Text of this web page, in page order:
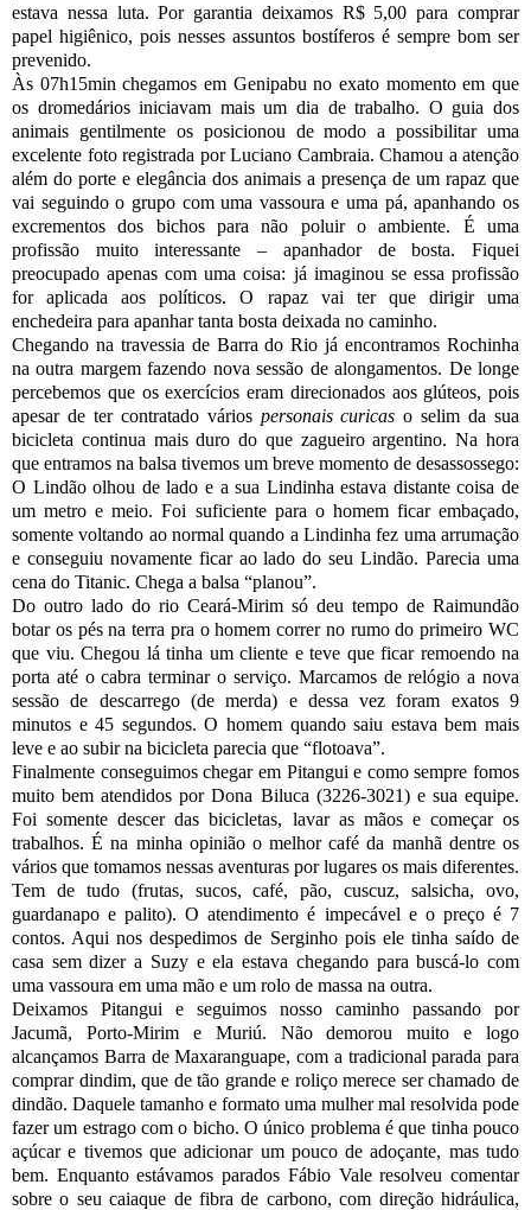
estava nessa luta. Por garantia deixamos R$ 5,00 para comprar
papel higiênico, pois nesses assuntos bostíferos é sempre bom ser
prevenido.
Às 07h15min chegamos em Genipabu no exato momento em que
os dromedários iniciavam mais um dia de trabalho. O guia dos
animais gentilmente os posicionou de modo a possibilitar uma
excelente foto registrada por Luciano Cambraia. Chamou a atenção
além do porte e elegância dos animais a presença de um rapaz que
vai seguindo o grupo com uma vassoura e uma pá, apanhando os
excrementos dos bichos para não poluir o ambiente. É uma
profissão muito interessante – apanhador de bosta. Fiquei
preocupado apenas com uma coisa: já imaginou se essa profissão
for aplicada aos políticos. O rapaz vai ter que dirigir uma
enchedeira para apanhar tanta bosta deixada no caminho.
Chegando na travessia de Barra do Rio já encontramos Rochinha
na outra margem fazendo nova sessão de alongamentos. De longe
percebemos que os exercícios eram direcionados aos glúteos, pois
apesar de ter contratado vários personais curicaso selim da sua
bicicleta continua mais duro do que zagueiro argentino. Na hora
que entramos na balsa tivemos um breve momento de desassossego:
O Lindão olhou de lado e a sua Lindinha estava distante coisa de
um metro e meio. Foi suficiente para o homem ficar embaçado,
somente voltando ao normal quando a Lindinha fez uma arrumação
e conseguiu novamente ficar ao lado do seu Lindão. Parecia uma
cena do Titanic. Chega a balsa “planou”.
Do outro lado do rio Ceará-Mirim só deu tempo de Raimundão
botar os pés na terra pra o homem correr no rumo do primeiro WC
que viu. Chegou lá tinha um cliente e teve que ficar remoendo na
porta até o cabra terminar o serviço. Marcamos de relógio a nova
sessão de descarrego (de merda) e dessa vez foram exatos 9
minutos e 45 segundos. O homem quando saiu estava bem mais
leve e ao subir na bicicleta parecia que “flotoava”.
Finalmente conseguimos chegar em Pitangui e como sempre fomos
muito bem atendidos por Dona Biluca (3226-3021) e sua equipe.
Foi somente descer das bicicletas, lavar as mãos e começar os
trabalhos. É na minha opinião o melhor café da manhã dentre os
vários que tomamos nessas aventuras por lugares os mais diferentes.
Tem de tudo (frutas, sucos, café, pão, cuscuz, salsicha, ovo,
guardanapo e palito). O atendimento é impecável e o preço é 7
contos. Aqui nos despedimos de Serginho pois ele tinha saído de
casa sem dizer a Suzy e ela estava chegando para buscá-lo com
uma vassoura em uma mão e um rolo de massa na outra.
Deixamos Pitangui e seguimos nosso caminho passando por
Jacumã, Porto-Mirim e Muriú. Não demorou muito e logo
alcançamos Barra de Maxaranguape, com a tradicional parada para
comprar dindim, que de tão grande e roliço merece ser chamado de
dindão. Daquele tamanho e formato uma mulher mal resolvida pode
fazer um estrago com o bicho. O único problema é que tinha pouco
açúcar e tivemos que adicionar um pouco de adoçante, mas tudo
bem. Enquanto estávamos parados Fábio Vale resolveu comentar
sobre o seu caiaque de fibra de carbono, com direção hidráulica,